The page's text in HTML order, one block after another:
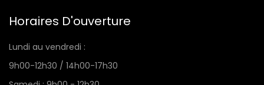
Horaires D'ouverture
Lundi au vendredi :
9h00-12h30 / 14h00-17h30